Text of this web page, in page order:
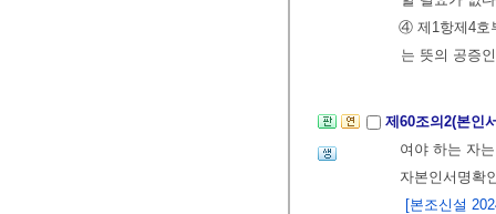
④ 제1항제4호
는 뜻의 공증
제60조의2(본인
여야 하는 자
자본인서명확
[본조신설